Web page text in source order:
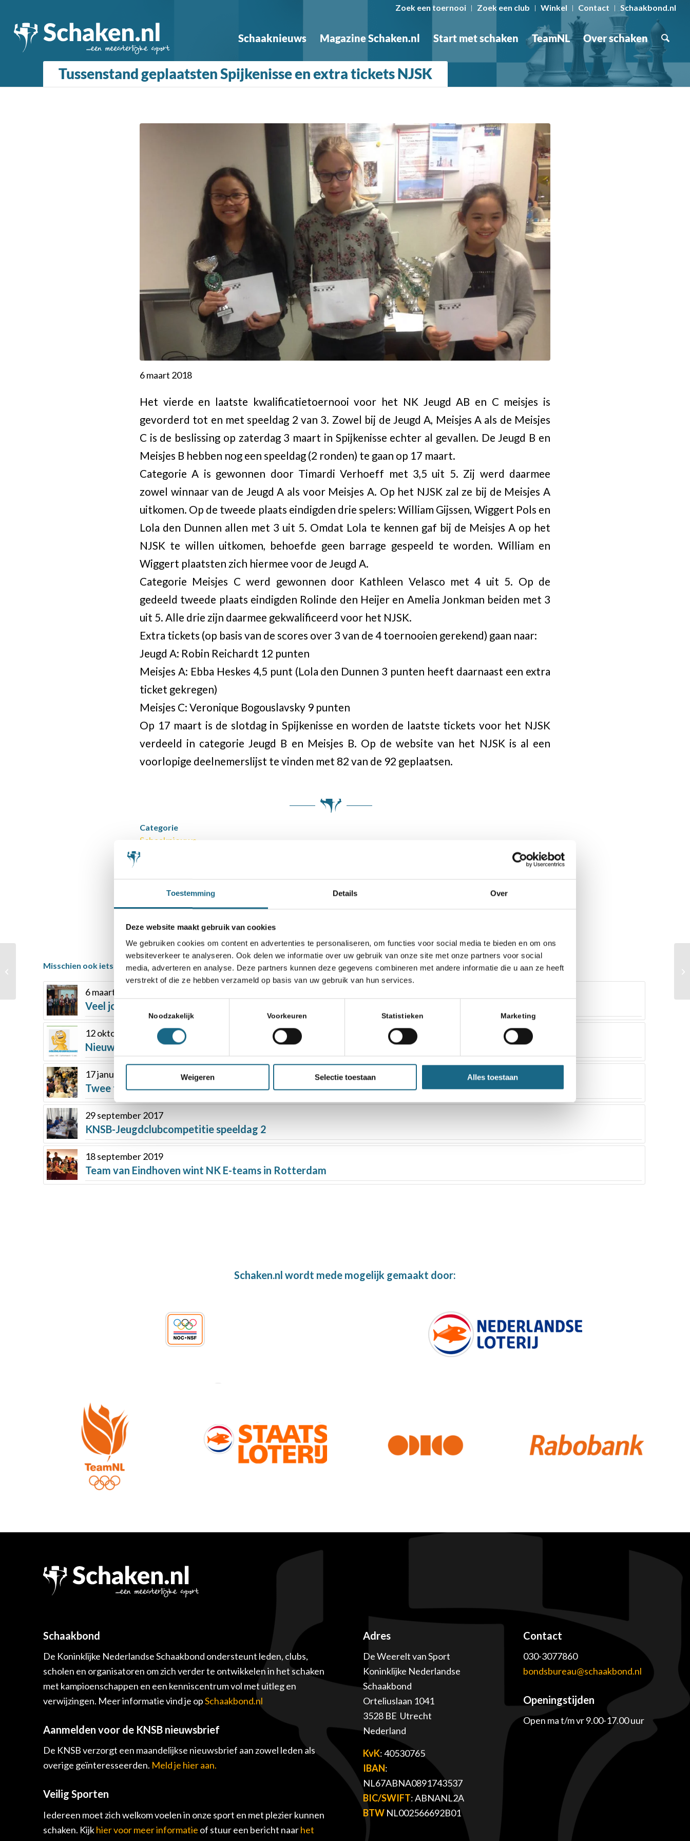
Toestemming Details Over
Deze website maakt gebruik van cookies
We gebruiken cookies om content en advertenties te personaliseren, om functies voor social media te bieden en om ons
websiteverkeer te analyseren. Ook delen we informatie over uw gebruik van onze site met onze partners voor social
media, adverteren en analyse. Deze partners kunnen deze gegevens combineren met andere informatie die u aan ze heeft
verstrekt of die ze hebben verzameld op basis van uw gebruik van hun services.
Toestemmingsselectie
Noodzakelijk Voorkeuren Statistieken Marketing
Weigeren Selectie toestaan Alles toestaan
Zoek een toernooi Zoek een club Winkel Contact Schaakbond.nl
Schaaknieuws Magazine Schaken.nl Start met schaken TeamNL Over schaken
Tussenstand geplaatsten Spijkenisse en extra tickets NJSK
6 maart 2018
Het vierde en laatste kwalificatietoernooi voor het NK Jeugd AB en C meisjes is
gevorderd tot en met speeldag 2 van 3. Zowel bij de Jeugd A, Meisjes A als de Meisjes
C is de beslissing op zaterdag 3 maart in Spijkenisse echter al gevallen. De Jeugd B en
Meisjes B hebben nog een speeldag (2 ronden) te gaan op 17 maart.
Categorie A is gewonnen door Timardi Verhoeff met 3,5 uit 5. Zij werd daarmee
zowel winnaar van de Jeugd A als voor Meisjes A. Op het NJSK zal ze bij de Meisjes A
uitkomen. Op de tweede plaats eindigden drie spelers: William Gijssen, Wiggert Pols en
Lola den Dunnen allen met 3 uit 5. Omdat Lola te kennen gaf bij de Meisjes A op het
NJSK te willen uitkomen, behoefde geen barrage gespeeld te worden. William en
Wiggert plaatsten zich hiermee voor de Jeugd A.
Categorie Meisjes C werd gewonnen door Kathleen Velasco met 4 uit 5. Op de
gedeeld tweede plaats eindigden Rolinde den Heijer en Amelia Jonkman beiden met 3
uit 5. Alle drie zijn daarmee gekwalificeerd voor het NJSK.
Extra tickets (op basis van de scores over 3 van de 4 toernooien gerekend) gaan naar:
Jeugd A: Robin Reichardt 12 punten
​Meisjes A: Ebba Heskes 4,5 punt (Lola den Dunnen 3 punten heeft daarnaast een extra
ticket gekregen)
Meisjes C: Veronique Bogouslavsky 9 punten
Op 17 maart is de slotdag in Spijkenisse en worden de laatste tickets voor het NJSK
verdeeld in categorie Jeugd B en Meisjes B. Op de website van het NJSK is al een
voorlopige deelnemerslijst te vinden met 82 van de 92 geplaatsen.
Categorie
Schaaknieuws
Deel dit stuk
Misschien ook iets voor u
6 maart 2017
Veel jong talent bij NK E in Tilburg
12 oktober 2018
Nieuwe Online Jeugdschaakclub Nederland door Nick geopend
17 januari 2020
Twee titels voor Stedelijk Gymnasium Leiden
29 september 2017
KNSB-Jeugdclubcompetitie speeldag 2
18 september 2019
Team van Eindhoven wint NK E-teams in Rotterdam
Schaken.nl wordt mede mogelijk gemaakt door:
Schaakbond
De Koninklijke Nederlandse Schaakbond ondersteunt leden, clubs,
scholen en organisatoren om zich verder te ontwikkelen in het schaken
met kampioenschappen en een kenniscentrum vol met uitleg en
verwijzingen. Meer informatie vind je opSchaakbond.nl
Aanmelden voor de KNSB nieuwsbrief
De KNSB verzorgt een maandelijkse nieuwsbrief aan zowel leden als
overige geïnteresseerden. Meld je hier aan.
Veilig Sporten
Iedereen moet zich welkom voelen in onze sport en met plezier kunnen
schaken. Kijkhier voor meer informatie of stuur een bericht naarhet
Adres
De Weerelt van Sport
Koninklijke Nederlandse
Schaakbond
Orteliuslaan 1041
3528 BE Utrecht
Nederland
KvK: 40530765
IBAN:
NL67ABNA0891743537
BIC/SWIFT: ABNANL2A
BTW NL002566692B01
Contact
030-3077860
bondsbureau@schaakbond.nl
Openingstijden
Open ma t/m vr 9.00-17.00 uur
Nederlandse deelnemer